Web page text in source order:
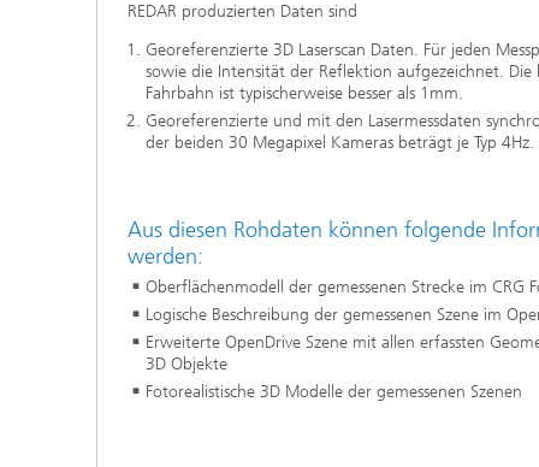
REDAR produzierten Daten sind
Georeferenzierte 3D Laserscan Daten. Für jeden
sowie die Intensität der Reflektion aufgezeichnet.
Fahrbahn ist typischerweise besser als 1mm.
Georeferenzierte und mit den Lasermessdaten
der beiden 30 Megapixel Kameras beträgt je Typ 4Hz.
Aus diesen Rohdaten können folgende
werden:
Oberflächenmodell der gemessenen Strecke im CRG
Logische Beschreibung der gemessenen Szene im
Erweiterte OpenDrive Szene mit allen erfassten
3D Objekte
Fotorealistische 3D Modelle der gemessenen Szenen